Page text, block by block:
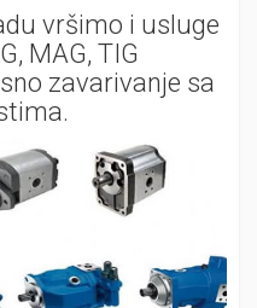
vršimo i usluge
MAG, TIG
zavarivanje sa